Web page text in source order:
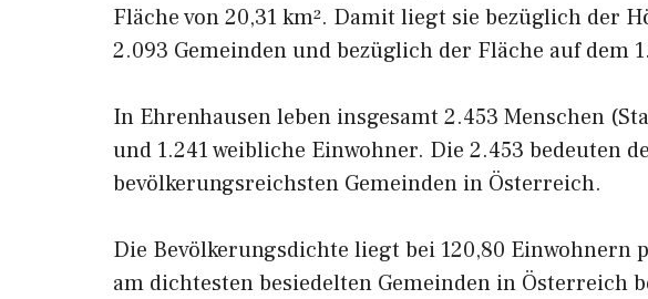
Fläche von 20,31 km². Damit liegt sie bezüglich der
2.093 Gemeinden und bezüglich der Fläche auf dem
In Ehrenhausen leben insgesamt 2.453 Menschen
und 1.241 weibliche Einwohner. Die 2.453 bedeuten
bevölkerungsreichsten Gemeinden in Österreich.
Die Bevölkerungsdichte liegt bei 120,80 Einwohnern
am dichtesten besiedelten Gemeinden in Österreich